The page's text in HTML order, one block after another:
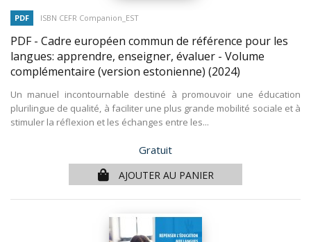
PDF ISBN CEFR Companion_EST
PDF - Cadre européen commun de référence pour les
langues: apprendre, enseigner, évaluer - Volume
complémentaire (version estonienne) (2024)
Un manuel incontournable destiné à promouvoir une éducation
plurilingue de qualité, à faciliter une plus grande mobilité sociale et à
stimuler la réflexion et les échanges entre les...
Prix
Gratuit
AJOUTER AU PANIER